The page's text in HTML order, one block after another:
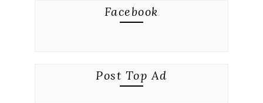
Facebook
Post Top Ad